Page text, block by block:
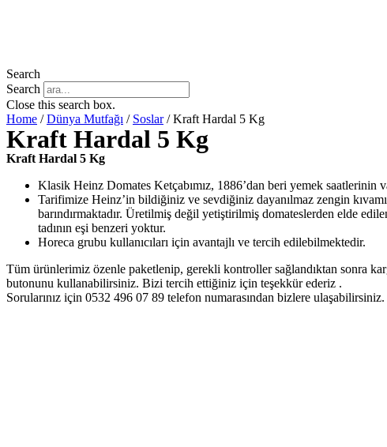
Search
Search
Close this search box.
Home /Dünya Mutfağı / Soslar/ Kraft Hardal 5 Kg
Kraft Hardal 5 Kg
Kraft Hardal 5 Kg
Klasik Heinz Domates Ketçabımız, 1886’dan beri yemek saatlerinin
Tarifimize Heinz’in bildiğiniz ve sevdiğiniz dayanılmaz zengin
barındırmaktadır. Üretilmiş değil yetiştirilmiş domateslerden elde
tadının eşi benzeri yoktur.
Horeca grubu kullanıcıları için avantajlı ve tercih edilebilmektedir.
Tüm ürünlerimiz özenle paketlenip, gerekli kontroller sağlandıktan sonra
butonunu kullanabilirsiniz. Bizi tercih ettiğiniz için teşekkür ederiz .
Sorularınız için 0532 496 07 89 telefon numarasından bizlere ulaşabilirsiniz.